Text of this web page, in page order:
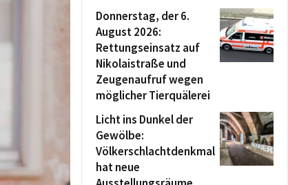
Donnerstag, der 6.
August 2026:
Rettungseinsatz auf
Nikolaistraße und
Zeugenaufruf wegen
möglicher Tierquälerei
Licht ins Dunkel der
Gewölbe:
Völkerschlachtdenkmal
hat neue